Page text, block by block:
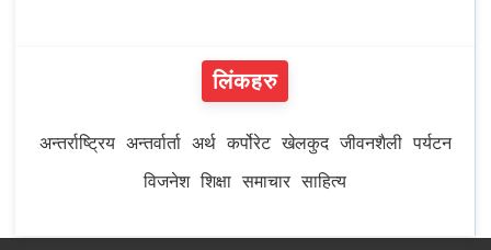
लिंकहरु
अन्तर्राष्ट्रिय अन्तर्वार्ता अर्थ कर्पोरेट खेलकुद जीवनशैली पर्यटन
विजनेश शिक्षा समाचार साहित्य